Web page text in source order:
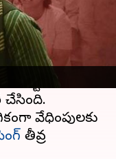
శరణ్ సింగ్‌కు
కోర్టుకు
చేసింది.
వేధింపులకు
తీవ్ర